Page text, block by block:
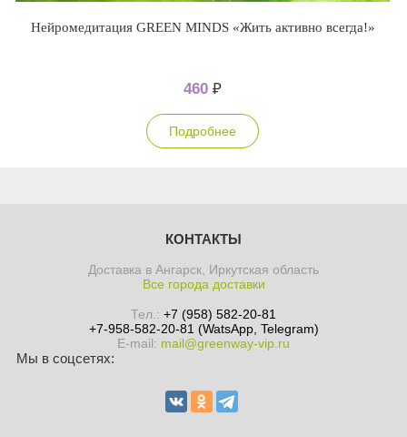
Нейромедитация GREEN MINDS «Жить активно всегда!»
460 ₽
Подробнее
КОНТАКТЫ
Доставка в Ангарск, Иркутская область
Все города доставки
Тел.: +7 (958) 582-20-81
+7-958-582-20-81 (WatsApp, Telegram)
E-mail: mail@greenway-vip.ru
Мы в соцсетях: